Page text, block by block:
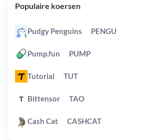
Populaire koersen
Pudgy Penguins PENGU
Pump.fun PUMP
Tutorial TUT
Bittensor TAO
Cash Cat CASHCAT